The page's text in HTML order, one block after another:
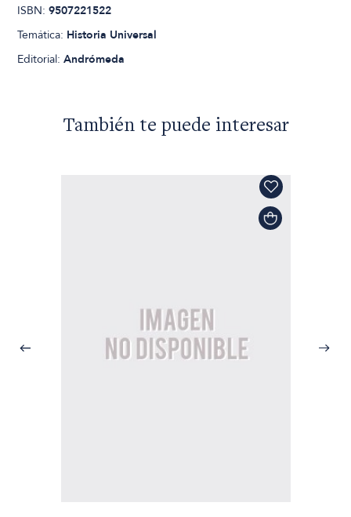
ISBN:9507221522
Temática: Historia Universal
Editorial:Andrómeda
También te puede interesar